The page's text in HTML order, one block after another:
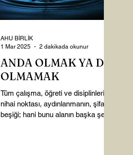
ANDA OLMAK YA DA
OLMAMAK
Tüm çalışma, öğreti ve disiplinlerin
nihai noktası, aydınlanmanın, şifanın
beşiği; hani bunu alanın başka şey
AHU BİRLİK
1 Mar 2025
2 dakikada okunur